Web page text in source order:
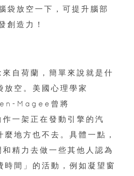
袋放空一下，可提升腦部
創造力！
自荷蘭，簡單來說就是什
放空。美國心理學家
Magee曾將
一架正在發動引擎的汽
麼地方也不去。具體一點，
精力去做一些其他人認為
時間」的活動，例如凝望窗